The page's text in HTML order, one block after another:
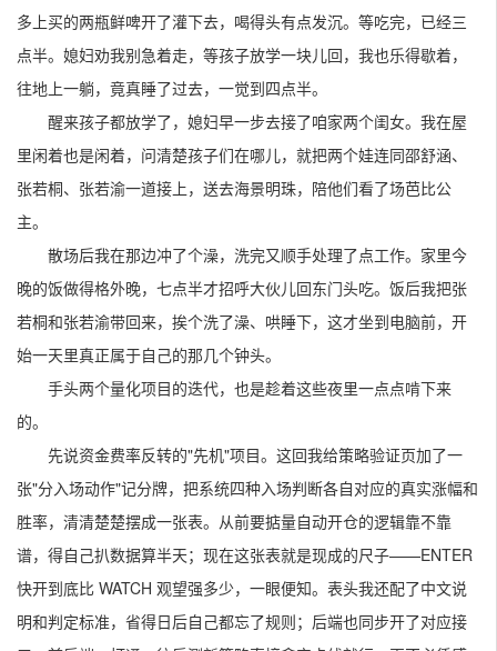
多上买的两瓶鲜啤开了灌下去，喝得头有点发沉。等吃完，已经三
点半。媳妇劝我别急着走，等孩子放学一块儿回，我也乐得歇着，
往地上一躺，竟真睡了过去，一觉到四点半。
醒来孩子都放学了，媳妇早一步去接了咱家两个闺女。我在屋
里闲着也是闲着，问清楚孩子们在哪儿，就把两个娃连同邵舒涵、
张若桐、张若渝一道接上，送去海景明珠，陪他们看了场芭比公
主。
散场后我在那边冲了个澡，洗完又顺手处理了点工作。家里今
晚的饭做得格外晚，七点半才招呼大伙儿回东门头吃。饭后我把张
若桐和张若渝带回来，挨个洗了澡、哄睡下，这才坐到电脑前，开
始一天里真正属于自己的那几个钟头。
手头两个量化项目的迭代，也是趁着这些夜里一点点啃下来
的。
先说资金费率反转的"先机"项目。这回我给策略验证页加了一
张"分入场动作"记分牌，把系统四种入场判断各自对应的真实涨幅和
胜率，清清楚楚摆成一张表。从前要掂量自动开仓的逻辑靠不靠
谱，得自己扒数据算半天；现在这张表就是现成的尺子——ENTER
快开到底比 WATCH 观望强多少，一眼便知。表头我还配了中文说
明和判定标准，省得日后自己都忘了规则；后端也同步开了对应接